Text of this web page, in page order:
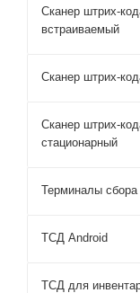
Сканер штрих-
встраиваемый
Сканер штрих-
Сканер штрих-
стационарный
Терминалы
ТСД Android
ТСД для